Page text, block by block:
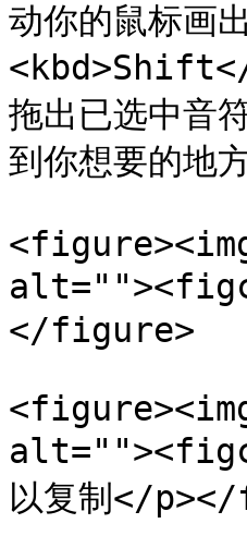
动你的鼠标画
<kbd>Shift</
拖出已选中音
到你想要的地方
</figure>
以复制</